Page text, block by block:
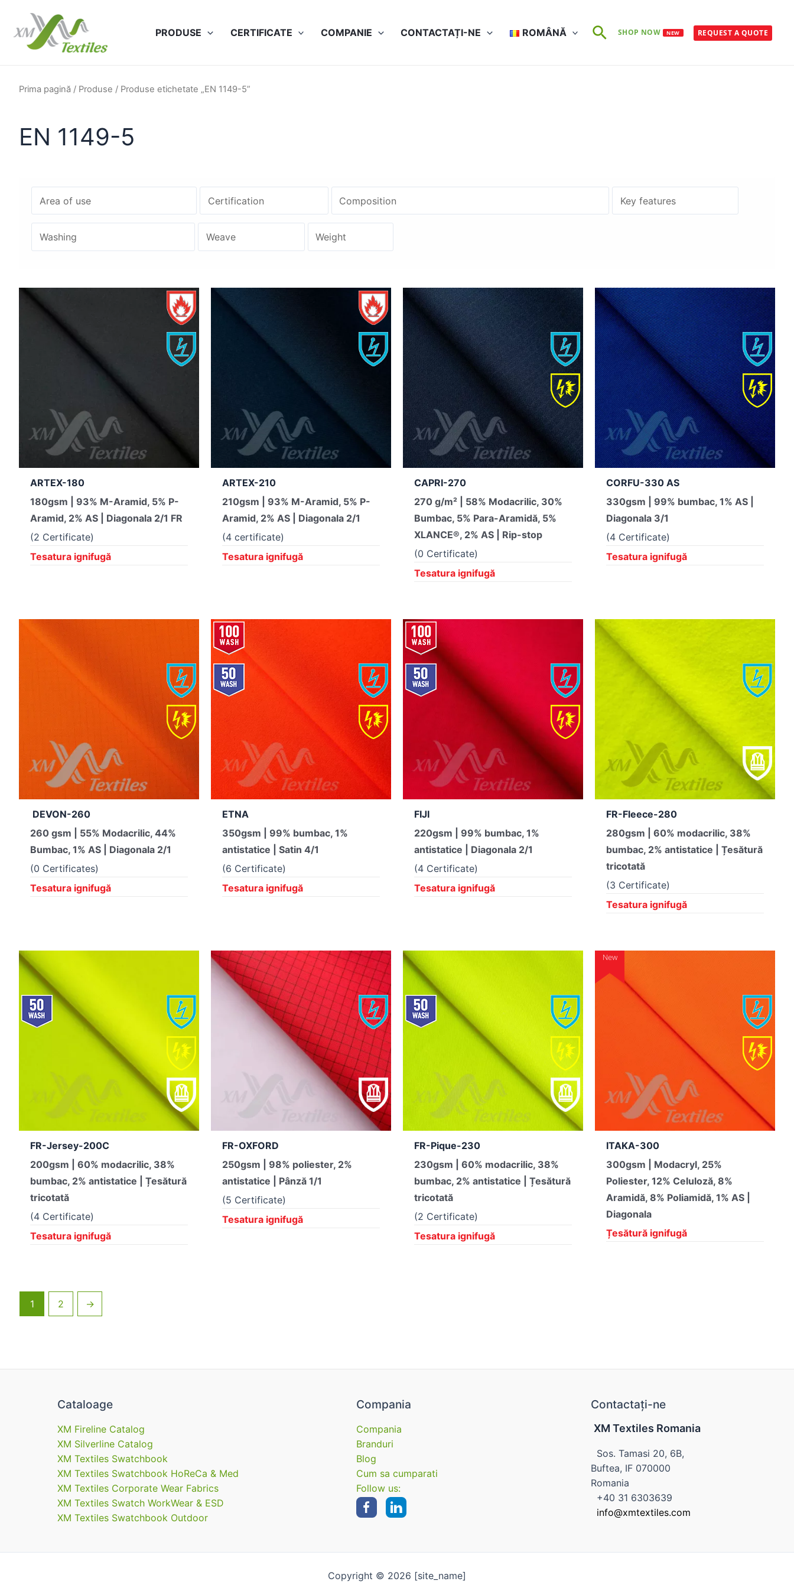
content
PRODUSE CERTIFICATE COMPANIE CONTACTAȚI-NE ROMÂNĂ SearchSHOP NOW NEW REQUEST A QUOTE
Prima pagină / Produse / Produse etichetate „EN 1149-5”
EN 1149-5
ARTEX-180
180gsm | 93% M-Aramid, 5% P-
Aramid, 2% AS | Diagonala 2/1 FR
(2 Certificate)
Tesatura ignifugă
ARTEX-210
210gsm | 93% M-Aramid, 5% P-
Aramid, 2% AS | Diagonala 2/1
(4 certificate)
Tesatura ignifugă
CAPRI-270
270 g/m² | 58% Modacrilic, 30%
Bumbac, 5% Para-Aramidă, 5%
XLANCE®, 2% AS | Rip-stop
(0 Certificate)
Tesatura ignifugă
CORFU-330 AS
330gsm | 99% bumbac, 1% AS |
Diagonala 3/1
(4 Certificate)
Tesatura ignifugă
DEVON-260
260 gsm | 55% Modacrilic, 44%
Bumbac, 1% AS | Diagonala 2/1
(0 Certificates)
Tesatura ignifugă
ETNA
350gsm | 99% bumbac, 1%
antistatice | Satin 4/1
(6 Certificate)
Tesatura ignifugă
FIJI
220gsm | 99% bumbac, 1%
antistatice | Diagonala 2/1
(4 Certificate)
Tesatura ignifugă
FR-Fleece-280
280gsm | 60% modacrilic, 38%
bumbac, 2% antistatice | Țesătură
tricotată
(3 Certificate)
Tesatura ignifugă
FR-Jersey-200C
200gsm | 60% modacrilic, 38%
bumbac, 2% antistatice | Țesătură
tricotată
(4 Certificate)
Tesatura ignifugă
FR-OXFORD
250gsm | 98% poliester, 2%
antistatice | Pânză 1/1
(5 Certificate)
Tesatura ignifugă
FR-Pique-230
230gsm | 60% modacrilic, 38%
bumbac, 2% antistatice | Țesătură
tricotată
(2 Certificate)
Tesatura ignifugă
New
ITAKA-300
300gsm | Modacryl, 25%
Poliester, 12% Celuloză, 8%
Aramidă, 8% Poliamidă, 1% AS |
Diagonala
Țesătură ignifugă
1 2 →
Cataloage
XM Fireline Catalog
XM Silverline Catalog
XM Textiles Swatchbook
XM Textiles Swatchbook HoReCa & Med
XM Textiles Corporate Wear Fabrics
XM Textiles Swatch WorkWear & ESD
XM Textiles Swatchbook Outdoor
Compania
Compania
Branduri
Blog
Cum sa cumparati
Follow us:
Contactați-ne
XM Textiles Romania
Sos. Tamasi 20, 6B,
Buftea, IF 070000
Romania
+40 31 6303639
info@xmtextiles.com
Copyright © 2026 [site_name]